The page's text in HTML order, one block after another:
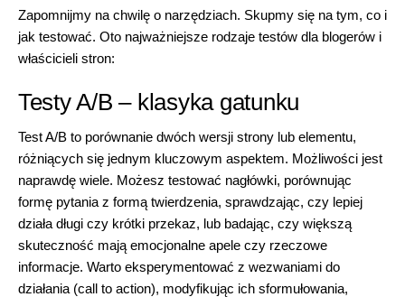
Zapomnijmy na chwilę o narzędziach. Skupmy się na tym, co i
jak testować. Oto najważniejsze rodzaje testów dla blogerów i
właścicieli stron:
Testy A/B – klasyka gatunku
Test A/B to porównanie dwóch wersji strony lub elementu,
różniących się jednym kluczowym aspektem. Możliwości jest
naprawdę wiele. Możesz testować nagłówki, porównując
formę pytania z formą twierdzenia, sprawdzając, czy lepiej
działa długi czy krótki przekaz, lub badając, czy większą
skuteczność mają emocjonalne apele czy rzeczowe
informacje. Warto eksperymentować z wezwaniami do
działania (call to action), modyfikując ich sformułowania,